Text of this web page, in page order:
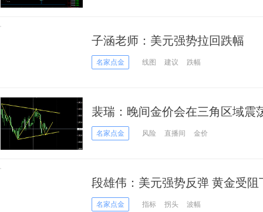
子涵老师：美元强势拉回跌幅
名家点金 线图 建议 跌幅
裴瑞：晚间金价会在三角区域震
名家点金 风险 直播间 金价
段雄伟：美元强势反弹 黄金受阻
名家点金 指标 拐头 波幅